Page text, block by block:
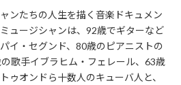
ンたちの人生を描く音楽ドキュメン
ュージシャンは、92歳でギターなど
イ・セグンド、80歳のピアニストの
歌手イブラヒム・フェレール、63歳
ゥオンドら十数人のキューバ人と、